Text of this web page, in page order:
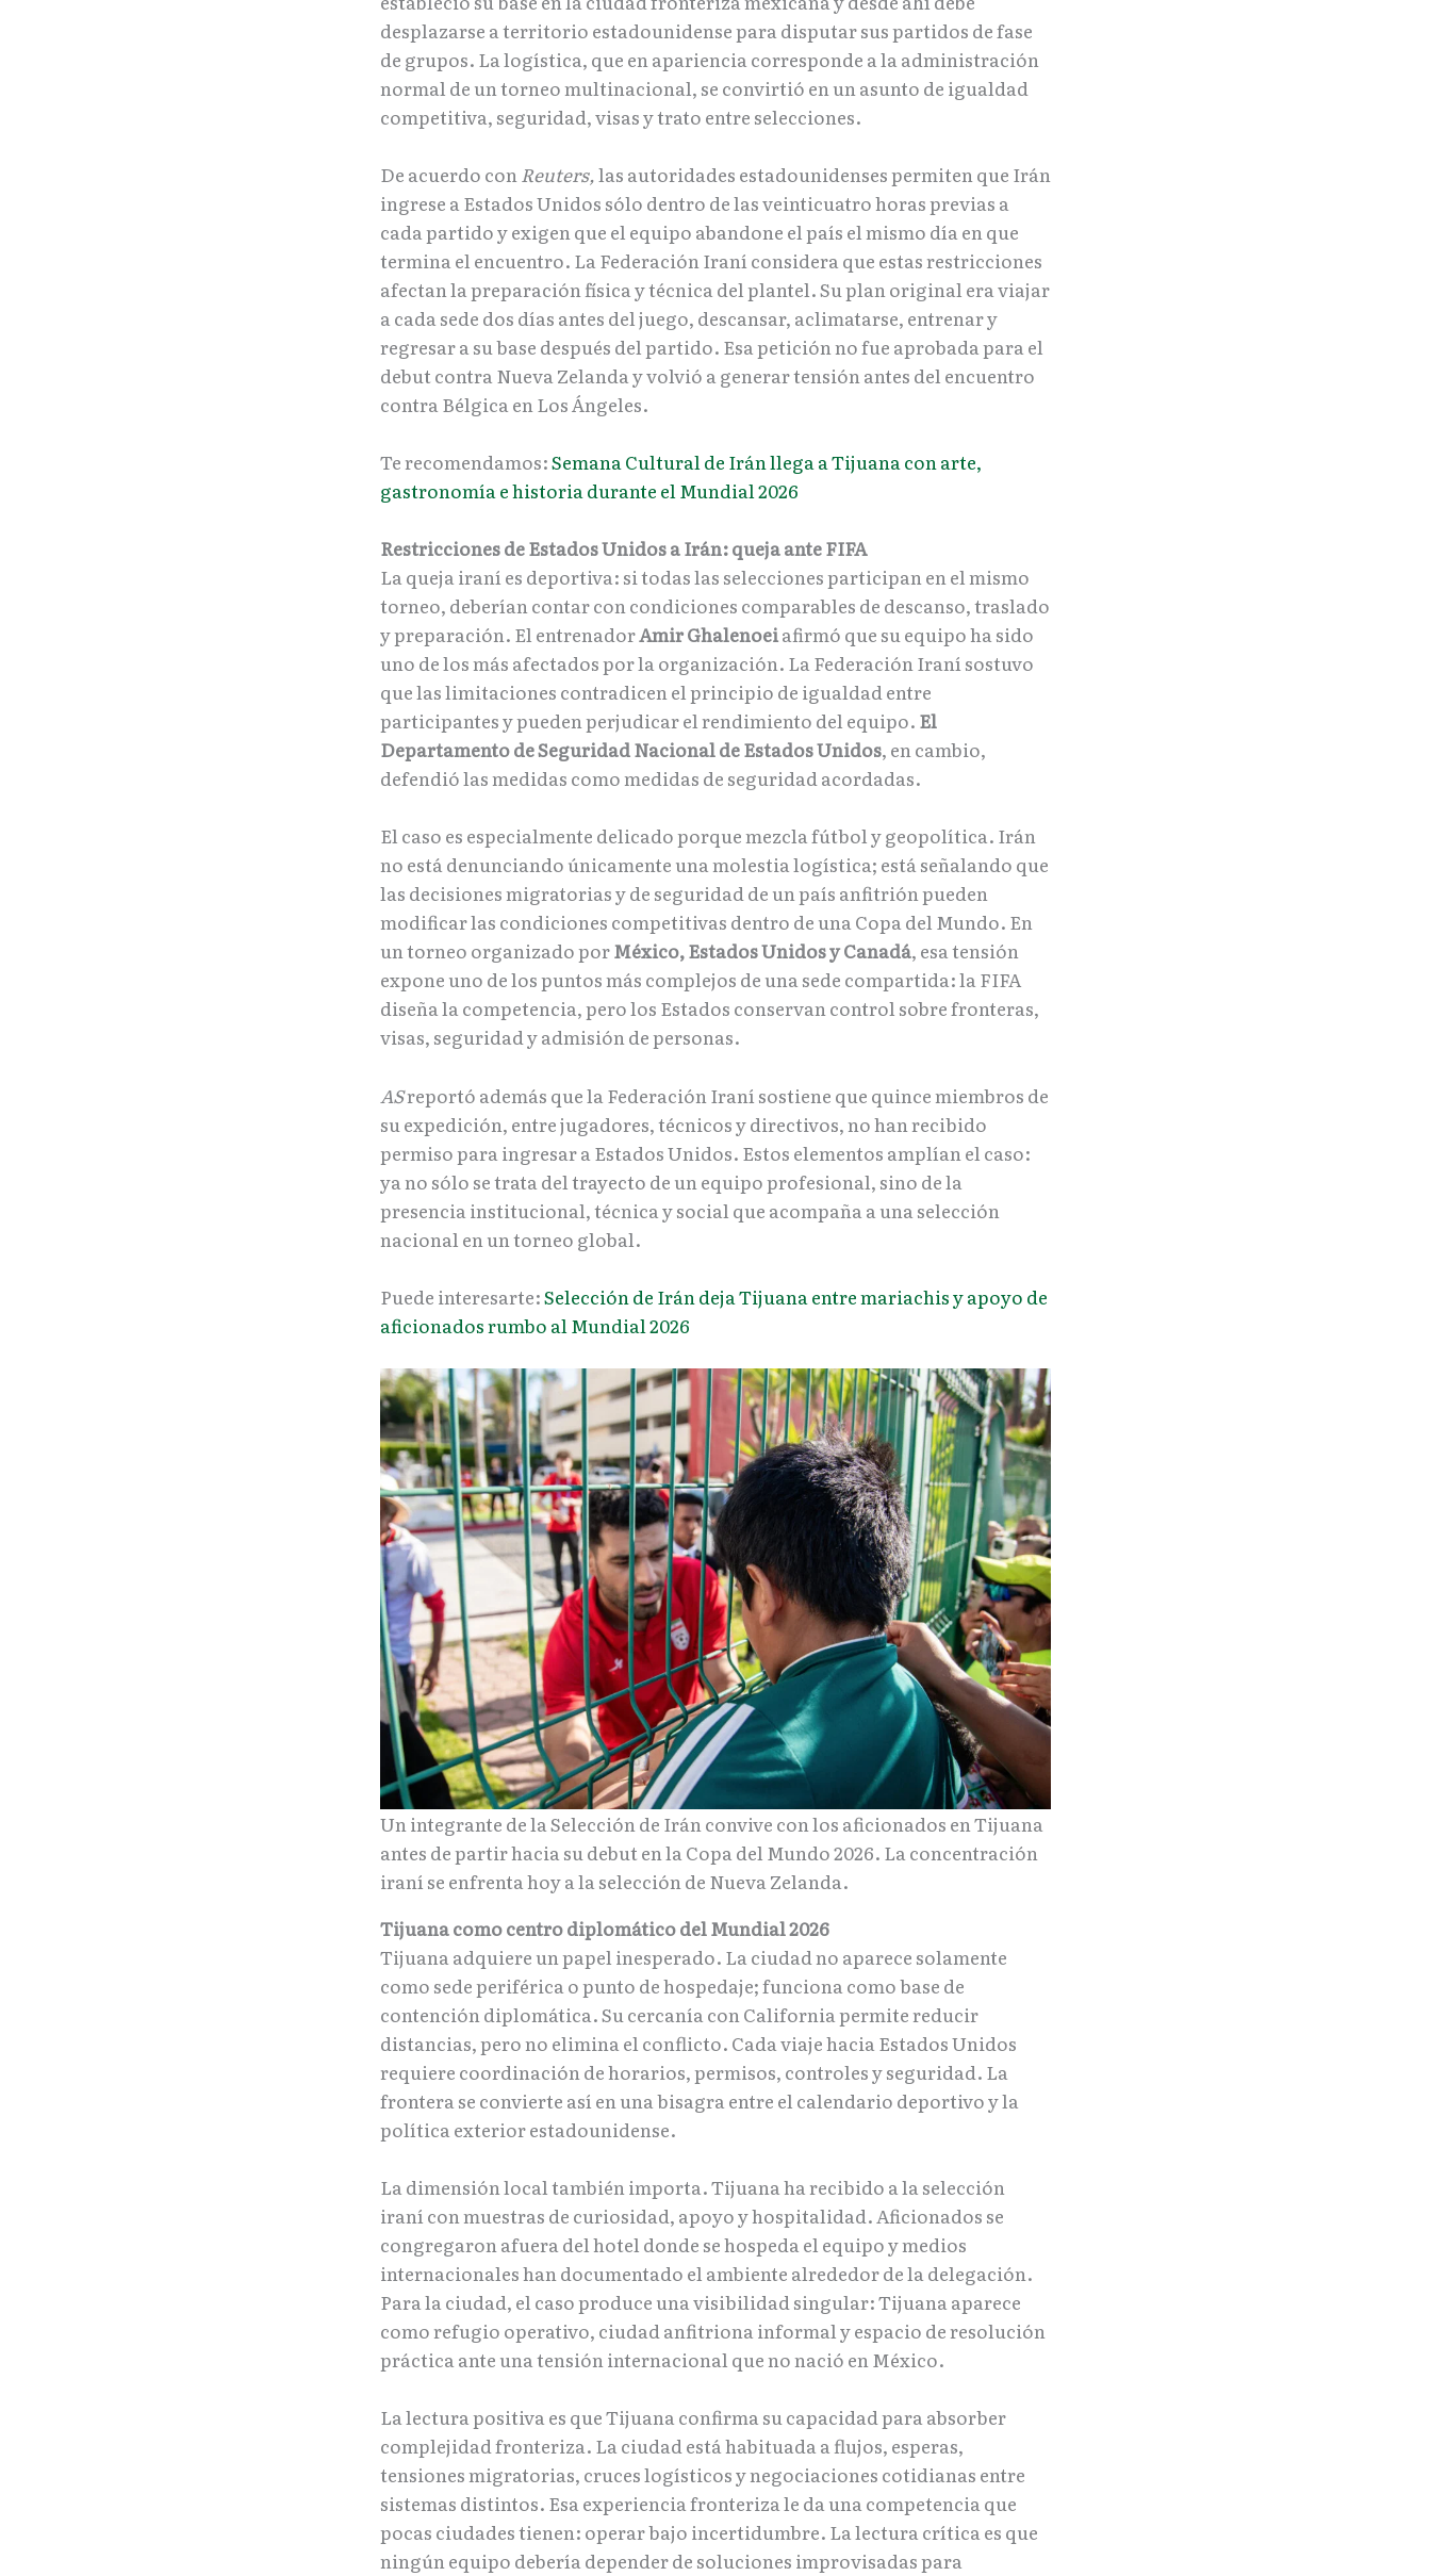
desplazarse a territorio estadounidense para disputar sus partidos de fase
de grupos. La logística, que en apariencia corresponde a la administración
normal de un torneo multinacional, se convirtió en un asunto de igualdad
competitiva, seguridad, visas y trato entre selecciones.
De acuerdo con Reuters,las autoridades estadounidenses permiten que Irán
ingrese a Estados Unidos sólo dentro de las veinticuatro horas previas a
cada partido y exigen que el equipo abandone el país el mismo día en que
termina el encuentro. La Federación Iraní considera que estas restricciones
afectan la preparación física y técnica del plantel. Su plan original era viajar
a cada sede dos días antes del juego, descansar, aclimatarse, entrenar y
regresar a su base después del partido. Esa petición no fue aprobada para el
debut contra Nueva Zelanda y volvió a generar tensión antes del encuentro
contra Bélgica en Los Ángeles.
Te recomendamos:Semana Cultural de Irán llega a Tijuana con arte,
gastronomía e historia durante el Mundial 2026
Restricciones de Estados Unidos a Irán: queja ante FIFA
La queja iraní es deportiva: si todas las selecciones participan en el mismo
torneo, deberían contar con condiciones comparables de descanso, traslado
y preparación. El entrenadorAmir Ghalenoeiafirmó que su equipo ha sido
uno de los más afectados por la organización. La Federación Iraní sostuvo
que las limitaciones contradicen el principio de igualdad entre
participantes y pueden perjudicar el rendimiento del equipo. El
Departamento de Seguridad Nacional de Estados Unidos, en cambio,
defendió las medidas como medidas de seguridad acordadas.
El caso es especialmente delicado porque mezcla fútbol y geopolítica. Irán
no está denunciando únicamente una molestia logística; está señalando que
las decisiones migratorias y de seguridad de un país anfitrión pueden
modificar las condiciones competitivas dentro de una Copa del Mundo. En
un torneo organizado porMéxico, Estados Unidos y Canadá, esa tensión
expone uno de los puntos más complejos de una sede compartida: la FIFA
diseña la competencia, pero los Estados conservan control sobre fronteras,
visas, seguridad y admisión de personas.
ASreportó además que la Federación Iraní sostiene que quince miembros de
su expedición, entre jugadores, técnicos y directivos, no han recibido
permiso para ingresar a Estados Unidos. Estos elementos amplían el caso:
ya no sólo se trata del trayecto de un equipo profesional, sino de la
presencia institucional, técnica y social que acompaña a una selección
nacional en un torneo global.
Puede interesarte:Selección de Irán deja Tijuana entre mariachis y apoyo de
aficionados rumbo al Mundial 2026
Un integrante de la Selección de Irán convive con los aficionados en Tijuana
antes de partir hacia su debut en la Copa del Mundo 2026. La concentración
iraní se enfrenta hoy a la selección de Nueva Zelanda.
Tijuana como centro diplomático del Mundial 2026
Tijuana adquiere un papel inesperado. La ciudad no aparece solamente
como sede periférica o punto de hospedaje; funciona como base de
contención diplomática. Su cercanía con California permite reducir
distancias, pero no elimina el conflicto. Cada viaje hacia Estados Unidos
requiere coordinación de horarios, permisos, controles y seguridad. La
frontera se convierte así en una bisagra entre el calendario deportivo y la
política exterior estadounidense.
La dimensión local también importa. Tijuana ha recibido a la selección
iraní con muestras de curiosidad, apoyo y hospitalidad. Aficionados se
congregaron afuera del hotel donde se hospeda el equipo y medios
internacionales han documentado el ambiente alrededor de la delegación.
Para la ciudad, el caso produce una visibilidad singular: Tijuana aparece
como refugio operativo, ciudad anfitriona informal y espacio de resolución
práctica ante una tensión internacional que no nació en México.
La lectura positiva es que Tijuana confirma su capacidad para absorber
complejidad fronteriza. La ciudad está habituada a flujos, esperas,
tensiones migratorias, cruces logísticos y negociaciones cotidianas entre
sistemas distintos. Esa experiencia fronteriza le da una competencia que
pocas ciudades tienen: operar bajo incertidumbre. La lectura crítica es que
ningún equipo debería depender de soluciones improvisadas para